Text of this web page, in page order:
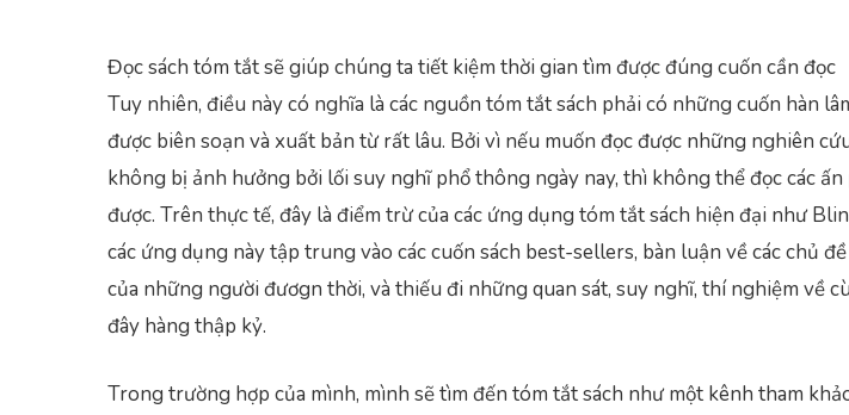
Đọc sách tóm tắt sẽ giúp chúng ta tiết kiệm thời gian tìm được đúng cuốn cần đọc
Tuy nhiên, điều này có nghĩa là các nguồn tóm tắt sách phải có những cuốn hàn
được biên soạn và xuất bản từ rất lâu. Bởi vì nếu muốn đọc được những nghiên
không bị ảnh hưởng bởi lối suy nghĩ phổ thông ngày nay, thì không thể đọc các
được. Trên thực tế, đây là điểm trừ của các ứng dụng tóm tắt sách hiện đại như
các ứng dụng này tập trung vào các cuốn sách best-sellers, bàn luận về các chủ
của những người đươgn thời, và thiếu đi những quan sát, suy nghĩ, thí nghiệm về
đây hàng thập kỷ.
Trong trường hợp của mình, mình sẽ tìm đến tóm tắt sách như một kênh tham